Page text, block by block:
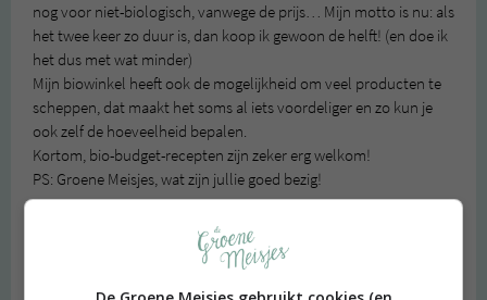
nog voor niet-biologisch, vanwege de prijs… Mijn motto is nu: als
het twee keer zo duur is, dan koop ik gewoon de helft! (en doe ik
het dus met wat minder)
Mijn biowinkel heeft ook de mogelijkheid om veel producten te
scheppen, dat maakt het soms al iets voordeliger en zo kun je
ook zelf de hoeveelheid bepalen.
Kortom, bio-budget-recepten zijn zeker erg welkom!
PS: Groene Meisjes, wat zijn jullie goed bezig!
Beantwoorden
2013 OM